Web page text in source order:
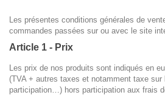
Les présentes conditions générales de
commandes passées sur ou avec le site
Article 1 - Prix
Les prix de nos produits sont indiqués en
(TVA + autres taxes et notamment taxe
participation…) hors participation aux frais